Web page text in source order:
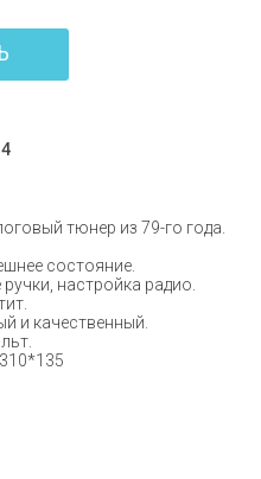
тюнер из 79-го года.
состояние.
настройка радио.
и качественный.